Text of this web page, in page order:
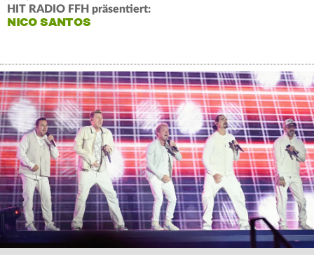
HIT RADIO FFH präsentiert:
NICO SANTOS